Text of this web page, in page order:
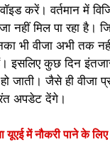
करें। वर्तमान में
नहीं मिल पा रहा है।
भी वीजा अभी तक
इसलिए कुछ दिन
हो जाती। जैसे ही वीजा
अपडेट देंगे।
यूएई में नौकरी पाने के